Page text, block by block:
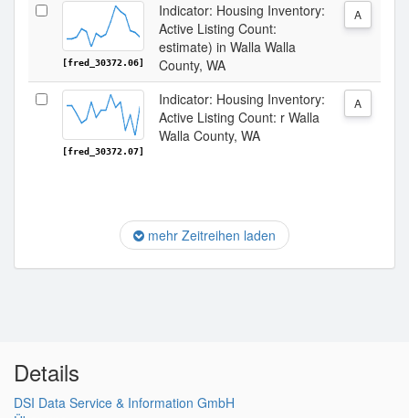
[fred_30372.06]
Indicator: Housing Inventory:
Active Listing Count:
estimate) in Walla Walla
County, WA
A
[fred_30372.07]
Indicator: Housing Inventory:
Active Listing Count: r Walla
Walla County, WA
A
mehr Zeitreihen laden
Details
DSI Data Service & Information GmbH